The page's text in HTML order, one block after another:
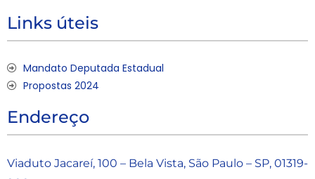
Links úteis
Mandato Deputada Estadual
Propostas 2024
Endereço
Viaduto Jacareí, 100 – Bela Vista, São Paulo – SP, 01319-